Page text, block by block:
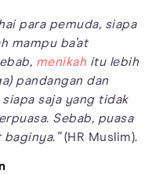
para pemuda, siapa
mampu ba’at
menikah itu lebih
pandangan dan
siapa saja yang tidak
Sebab, puasa
baginya.”(HR Muslim).